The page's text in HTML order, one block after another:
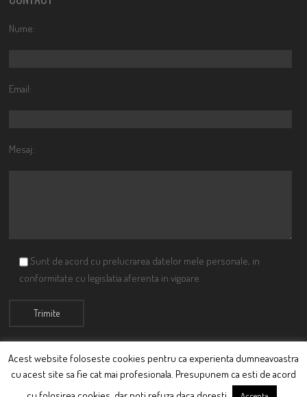
Nume:
Email:
Mesaj:
Sunt de acord cu prelucrarea datelor mele personale, in
conformitate cu legislatia aferenta in vigoare
© Ciutacu 2015 Parte a Imperiului Ciutacesc.
Acest website foloseste cookies pentru ca experienta dumneavoastra
cu acest site sa fie cat mai profesionala. Presupunem ca esti de acord